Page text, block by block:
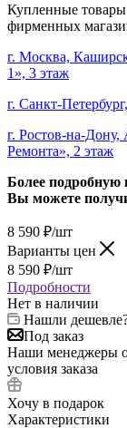
Купленные товары
фирменных
г. Москва,
1», 3 этаж
г. Санкт-
г. Ростов-на-
Ремонта», 2 этаж
Более подробную
Вы можете
8 590 ₽/шт
Варианты цен
8 590 ₽/шт
Подробности
Нет в наличии
Нашли
Под заказ
Наши менеджеры
условия заказа
Хочу в подарок
Характеристики